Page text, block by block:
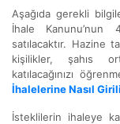
Aşağıda gerekli
İhale
satılacaktır. Hazine
kişilikler, şahıs
katılacağınızı
İhalelerine Nasıl
İsteklilerin ihaleye